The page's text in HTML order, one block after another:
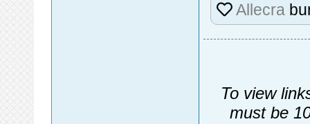
Allecra
To view
must be